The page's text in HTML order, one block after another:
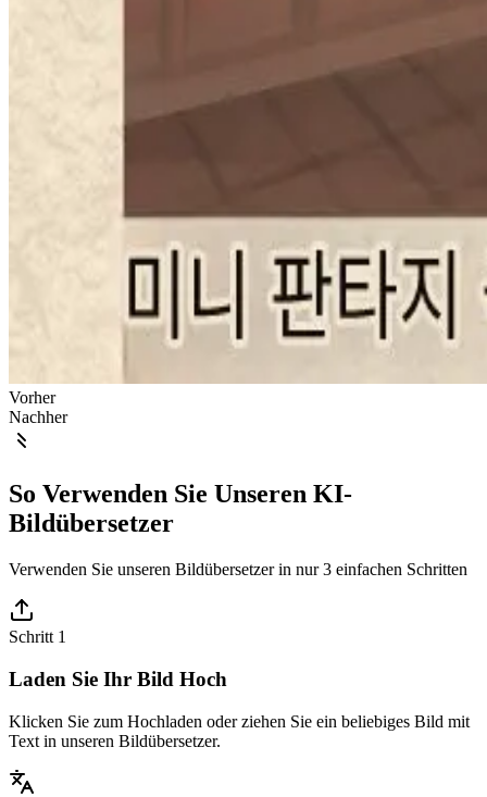
Vorher
Nachher
So Verwenden Sie Unseren KI-
Bildübersetzer
Verwenden Sie unseren Bildübersetzer in nur 3 einfachen Schritten
Schritt 1
Laden Sie Ihr Bild Hoch
Klicken Sie zum Hochladen oder ziehen Sie ein beliebiges Bild mit
Text in unseren Bildübersetzer.